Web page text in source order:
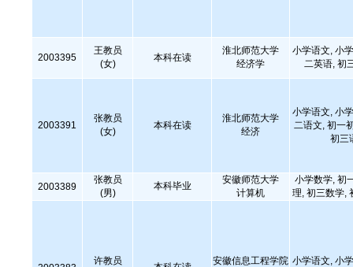
2003395
王教员
(女)
本科在读
淮北师范大学
经济学
小学语文, 小
二英语, 初
2003391
张教员
(女)
本科在读
淮北师范大学
经济
小学语文, 小
二语文, 初一
初三
2003389
张教员
(男)
本科毕业
安徽师范大学
计算机
小学数学, 初
理, 初三数学,
许教员
安徽信息工程学院 小学语文, 小